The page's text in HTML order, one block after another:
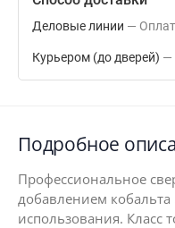
Деловые линии
Курьером (до дверей)
Подробное
Профессиональное
добавлением
использования. Класс